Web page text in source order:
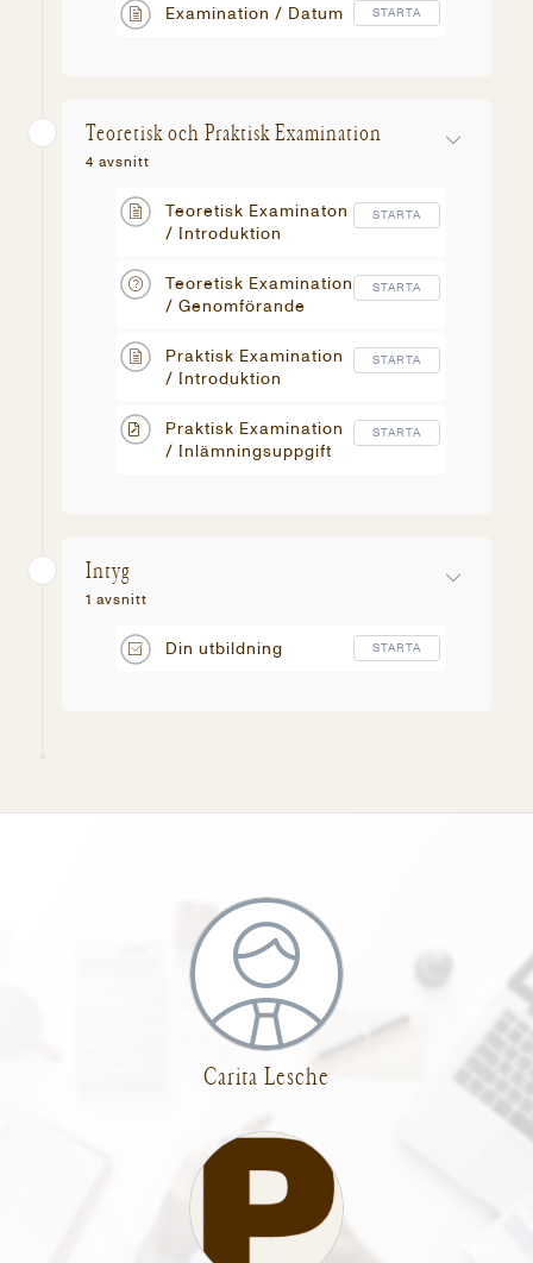
Examination / Datum STARTA
Teoretisk och Praktisk Examination
4 avsnitt
Teoretisk Examinaton
/ Introduktion
STARTA
Teoretisk Examination
/ Genomförande
STARTA
Praktisk Examination
/ Introduktion
STARTA
Praktisk Examination
/ Inlämningsuppgift
STARTA
Intyg
1 avsnitt
Din utbildning STARTA
Carita Lesche